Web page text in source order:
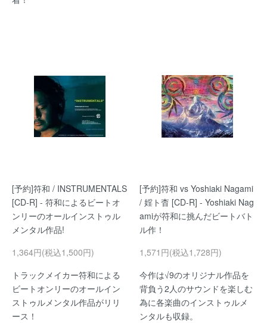
[予約]符和 / INSTRUMENTALS
[CD-R] - 符和によるビートオ
ンリーのオールインストゥル
メンタル作品!
1,364円(税込1,500円)
トラックメイカー符和による
ビートオンリーのオールイン
ストゥルメンタル作品がリリ
ース！
[予約]符和 vs Yoshiaki Nagami
/ 婬ト杳 [CD-R] - Yoshiaki Nag
amiが符和に挑んだビートバト
ル作！
1,571円(税込1,728円)
今作は√9のオリジナル作品を
背負う2人のサウンドを楽しむ
為に各楽曲のインストゥルメ
ンタルも収録。